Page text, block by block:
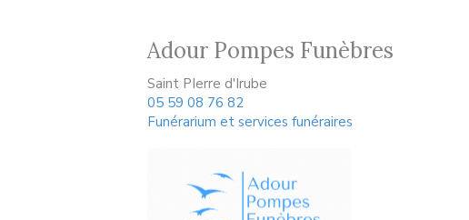
Adour Pompes Funèbres
Saint PIerre d'Irube
05 59 08 76 82
Funérarium et services funéraires